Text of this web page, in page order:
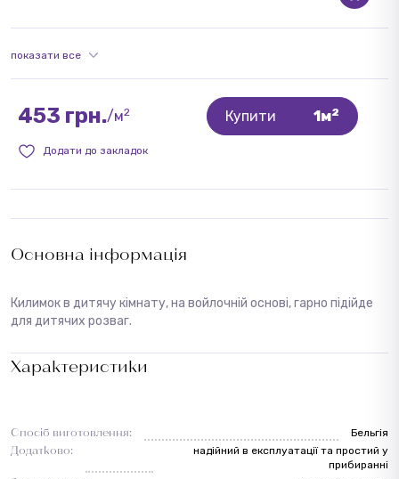
Основна інформація
Килимок в дитячу кімнату, на войлочній основі, гарно підійде
для дитячих розваг.
Характеристики
Спосіб виготовлення:
Бельгія
Додатково:
надійний в експлуатації та простий у
прибиранні
показати все
453 грн./м2 Купити 1м2
Додати до закладок